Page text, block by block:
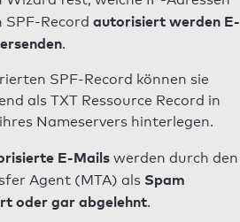
SPF-Record autorisiert werden E-
.
SPF-Record können sie
als TXT Ressource Record in
Nameservers hinterlegen.
E-Mails werden durch den
Agent (MTA) als Spam
oder gar abgelehnt.